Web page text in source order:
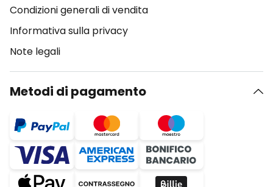
Condizioni generali di vendita
Informativa sulla privacy
Note legali
Metodi di pagamento